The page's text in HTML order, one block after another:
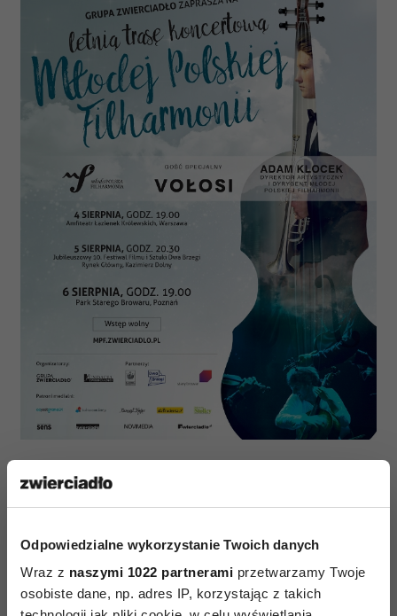
Odpowiedzialne wykorzystanie Twoich danych
Wraz z naszymi 1022 partnerami przetwarzamy Twoje
osobiste dane, np. adres IP, korzystając z takich
Wszystkie koncerty Młoda Polska Filharmonia
zagra pod batutą
oraz dyrektora artystycznego Filharmonii
Częstochowskiej im. Bronisława Hubermana.
Adam Klocek jest również pomysłodawcą